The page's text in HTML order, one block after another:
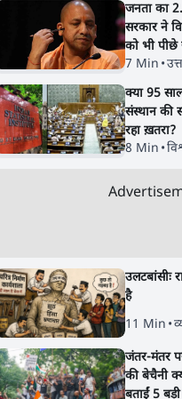
जनता का
सरकार ने
को भी पीछे
7 Min •
क्या 95
संस्थान की
रहा ख़तरा?
8 Min •
उलटबांसीः
है
11 Min •
जंतर-मंतर
की बेचैनी
बताईं 5